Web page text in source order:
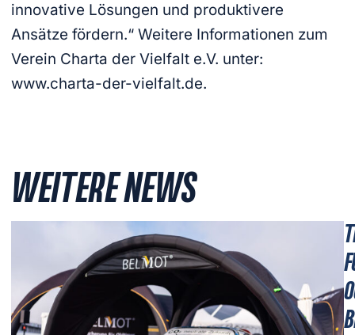
innovative Lösungen und produktivere
Ansätze fördern.“ Weitere Informationen zum
Verein Charta der Vielfalt e.V. unter:
www.charta-der-vielfalt.de.
WEITERE NEWS